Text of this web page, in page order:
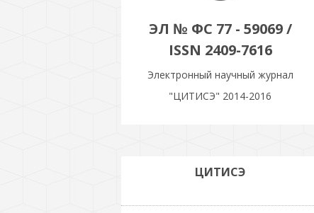
ЭЛ № ФС 77 - 59069 /
ISSN 2409-7616
Электронный научный журнал
"ЦИТИСЭ" 2014-2016
ЦИТИСЭ